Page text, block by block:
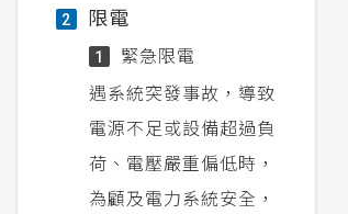
2 限電
1
緊急限電
遇系統突發事故，導致
電源不足或設備超過負
荷、電壓嚴重偏低時，
為顧及電力系統安全，